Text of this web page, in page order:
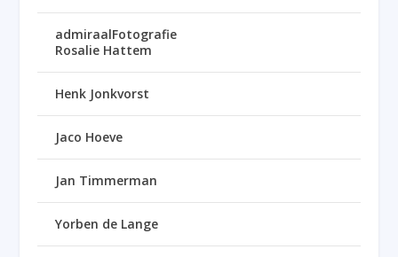
admiraalFotografie
Rosalie Hattem
Henk Jonkvorst
Jaco Hoeve
Jan Timmerman
Yorben de Lange